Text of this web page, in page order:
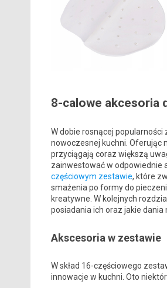
8-calowe akcesoria
W dobie rosnącej
nowoczesnej kuchni. Oferując
przyciągają coraz większą
zainwestować w odpowiednie
częściowym zestawie, które
smażenia po formy do
kreatywne. W kolejnych
posiadania ich oraz jakie
Akscesoria w zestawie
W skład 16-częściowego
innowacje w kuchni. Oto